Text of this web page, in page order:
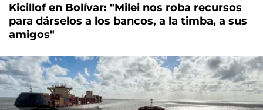
Kicillof en Bolívar: "Milei nos roba recursos
para dárselos a los bancos, a la timba, a sus
amigos"